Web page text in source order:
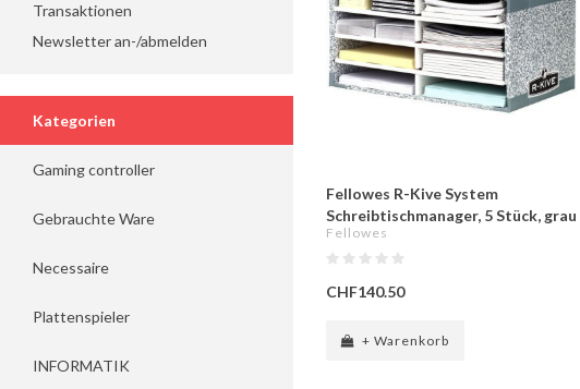
Transaktionen
Newsletter an-/abmelden
Kategorien
Gaming controller
Gebrauchte Ware
Necessaire
Plattenspieler
INFORMATIK
Fellowes R-Kive System
Schreibtischmanager, 5 Stück, grau
Fellowes
CHF140.50
+ Warenkorb